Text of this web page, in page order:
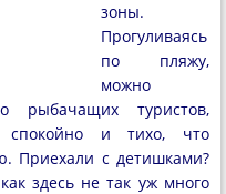
зоны.
Прогуливаясь
по пляжу,
можно
рыбачащих туристов,
спокойно и тихо, что
Приехали с детишками?
здесь не так уж много